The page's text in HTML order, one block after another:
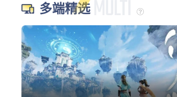
多端精选